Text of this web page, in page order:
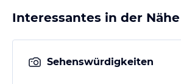
Interessantes in der Nähe
Sehenswürdigkeiten